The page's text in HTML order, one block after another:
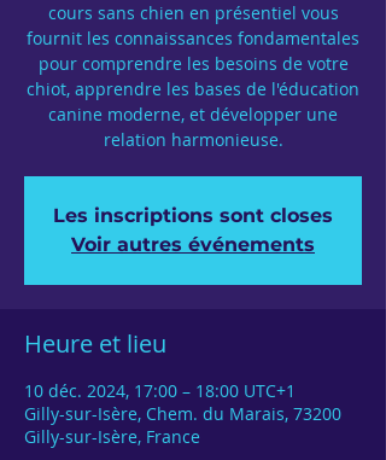
cours sans chien en présentiel vous
fournit les connaissances fondamentales
pour comprendre les besoins de votre
chiot, apprendre les bases de l'éducation
canine moderne, et développer une
relation harmonieuse.
Les inscriptions sont closes
Voir autres événements
Heure et lieu
10 déc. 2024, 17:00 – 18:00 UTC+1
Gilly-sur-Isère, Chem. du Marais, 73200
Gilly-sur-Isère, France